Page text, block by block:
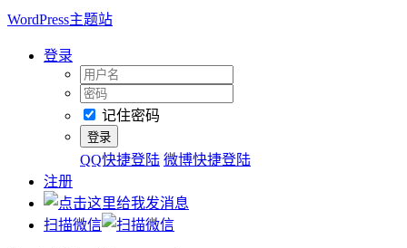
WordPress主题站
登录
记住密码
QQ快捷登陆 微博快捷登陆
注册
扫描微信